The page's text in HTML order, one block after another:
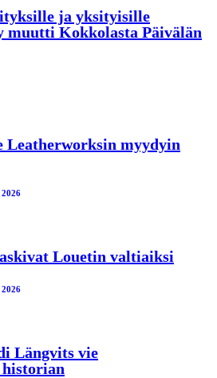
ja yksityisille
muutti Kokkolasta Päivälän
Leatherworksin myydyin
Louetin valtiaiksi
Längvits vie